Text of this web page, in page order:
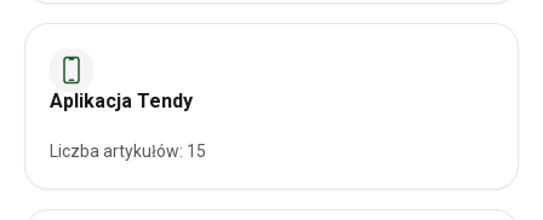
Aplikacja Tendy
Liczba artykułów: 15